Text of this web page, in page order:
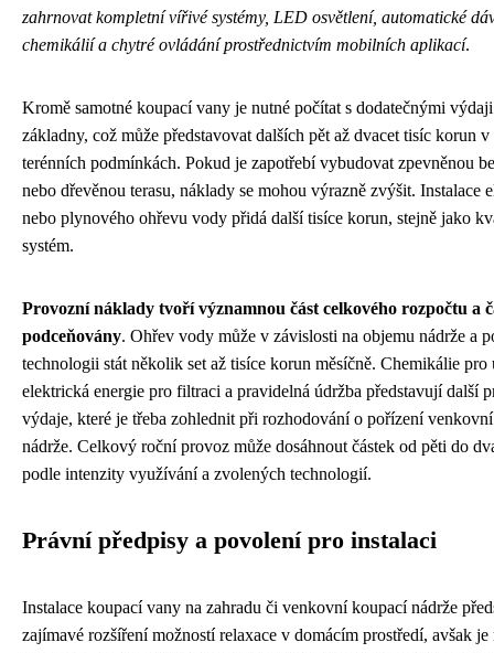
zahrnovat kompletní vířivé systémy, LED osvětlení, automatické
chemikálií a chytré ovládání prostřednictvím mobilních aplikací.
Kromě samotné koupací vany je nutné počítat s dodatečnými
základny, což může představovat dalších pět až dvacet tisíc korun
terénních podmínkách. Pokud je zapotřebí vybudovat zpevněnou
nebo dřevěnou terasu, náklady se mohou výrazně zvýšit. Instalace
nebo plynového ohřevu vody přidá další tisíce korun, stejně jako
systém.
Provozní náklady tvoří významnou část celkového rozpočtu a
podceňovány. Ohřev vody může v závislosti na objemu nádrže a
technologii stát několik set až tisíce korun měsíčně. Chemikálie pro
elektrická energie pro filtraci a pravidelná údržba představují další
výdaje, které je třeba zohlednit při rozhodování o pořízení
nádrže. Celkový roční provoz může dosáhnout částek od pěti do
podle intenzity využívání a zvolených technologií.
Právní předpisy a povolení pro instalaci
Instalace koupací vany na zahradu či venkovní koupací nádrže
zajímavé rozšíření možností relaxace v domácím prostředí, avšak je